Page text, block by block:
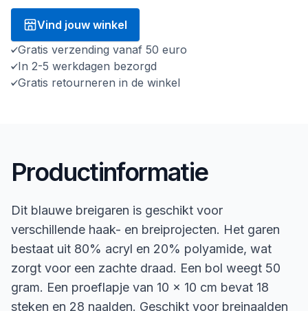
Vind jouw winkel
Gratis verzending vanaf 50 euro
In 2-5 werkdagen bezorgd
Gratis retourneren in de winkel
Productinformatie
Dit blauwe breigaren is geschikt voor
verschillende haak- en breiprojecten. Het garen
bestaat uit 80% acryl en 20% polyamide, wat
zorgt voor een zachte draad. Een bol weegt 50
gram. Een proeflapje van 10 x 10 cm bevat 18
steken en 28 naalden. Geschikt voor breinaalden